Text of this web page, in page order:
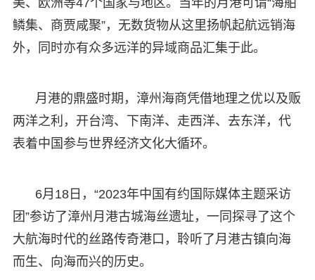
鳞集、商贾咸聚”，无数货物从这里扬帆起航远销海
外，同时亦有众多远洋的异域商品汇集于此。
月港的鼎盛时期，漳州海商凭借地理之优以及贩
两洋之利，开台湾、下南洋、走西洋、去东洋，代
表着中国参与世界经济文化大循环。
6月18日，“2023年中国有约国际媒体主题采访
团”参访了漳州月港古城海丝遗址，一同探寻了这个
大航海时代的丝路传奇港口，聆听了月港古镇向海
而生、向海而兴的历史。